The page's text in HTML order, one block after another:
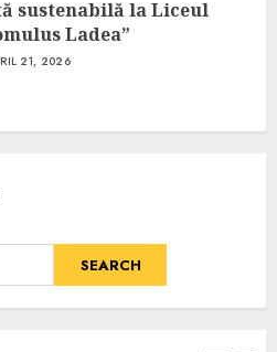
sustenabilă la Liceul
Ladea”
21, 2026
SEARCH